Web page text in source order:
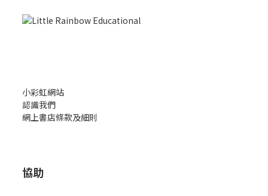
小彩虹網站
認識我們
網上書店條款及細則
協助